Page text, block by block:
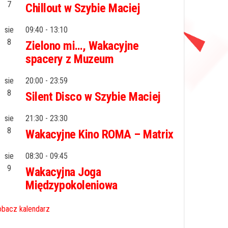
7 Chillout w Szybie Maciej
sie
8
09:40 - 13:10
Zielono mi…, Wakacyjne
spacery z Muzeum
sie
8
20:00 - 23:59
Silent Disco w Szybie Maciej
sie
8
21:30 - 23:30
Wakacyjne Kino ROMA – Matrix
sie
9
08:30 - 09:45
Wakacyjna Joga
Międzypokoleniowa
kalendarz